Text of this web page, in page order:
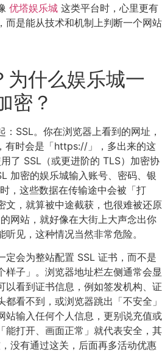
优塔娱乐城 这类平台时，心里更有
而是能从技术和机制上判断一个网站
为什么娱乐城一
密？
SSL。你在浏览器上看到的网址，
有时会是「https://」，多出来的这
了 SSL（或更进阶的 TLS）加密协
加密的娱乐城输入账号、密码、银
，这些数据在传输途中会被「打
文，就算被中途截获，也很难被还原
网站，就好像在大街上大声念出你
见，这种情况当然非常危险。
定会为整站配置 SSL 证书，而不是
样子」。浏览器地址栏左侧通常会显
以看到证书信息，例如签发机构、证
看不到，或浏览器跳出「不安全」
站输入任何个人信息，更别说充值或
能打开、画面正常」就代表安全，其
没有通过这关，后面再多活动优惠